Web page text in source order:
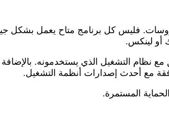
فليس كل برنامج متاح يعمل بشكل
أو لينكس.
نظام التشغيل الذي يستخدمونه.
مع أحدث إصدارات أنظمة التشغيل.
المستمرة.